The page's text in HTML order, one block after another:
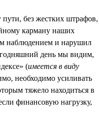
без жестких штрафов,
карману наших
наблюдением и нарушил
день мы видим,
(имеется в виду
необходимо усиливать
тяжело находиться в
финансовую нагрузку,